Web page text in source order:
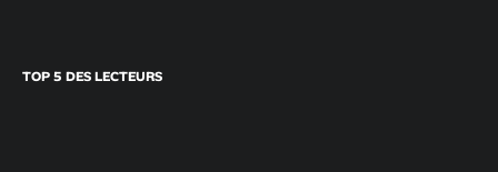
TOP 5 DES LECTEURS